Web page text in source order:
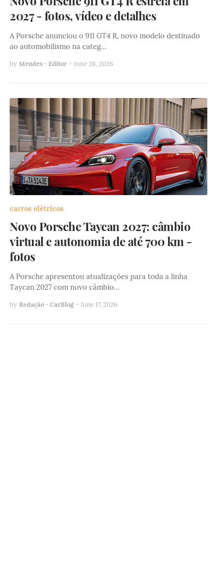
2027 - fotos, vídeo e detalhes
A Porsche anunciou o 911 GT4 R, novo modelo destinado
ao automobilismo na categ…
by Mendes - Editor - June 26, 2026
carros elétricos
Novo Porsche Taycan 2027: câmbio
virtual e autonomia de até 700 km -
fotos
A Porsche apresentou atualizações para toda a linha
Taycan 2027 com novo câmbio…
by Redação - CarBlog - June 17, 2026